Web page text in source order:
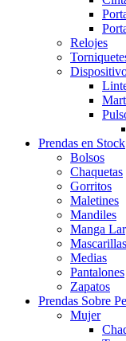
Relojes
Prendas en Stock
Bolsos
Chaquetas
Gorritos
Maletines
Mandiles
Manga
Mascarillas
Medias
Pantalones
Zapatos
Prendas Sobre
Mujer